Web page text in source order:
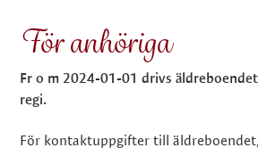
För anhöriga
Fr o m 2024-01-01 drivs
regi.
För kontaktuppgifter till